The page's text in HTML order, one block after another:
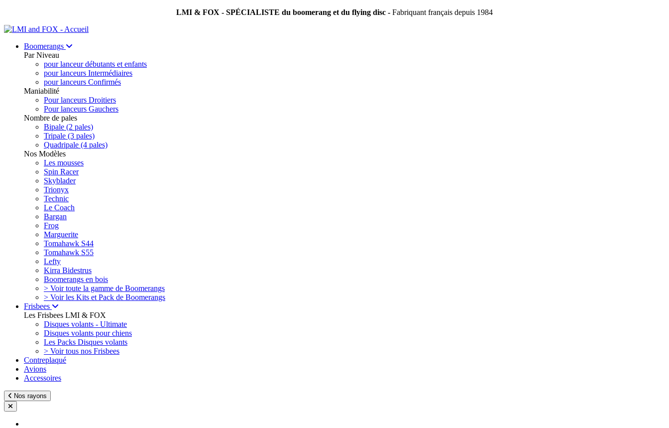
LMI & FOX - SPÉCIALISTE du boomerang et du flying disc - Fabriquant français depuis 1984
Boomerangs
Par Niveau
pour lanceur débutants et enfants
pour lanceurs Intermédiaires
pour lanceurs Confirmés
Maniabilité
Pour lanceurs Droitiers
Pour lanceurs Gauchers
Nombre de pales
Bipale (2 pales)
Tripale (3 pales)
Quadripale (4 pales)
Nos Modèles
Les mousses
Spin Racer
Skyblader
Trionyx
Technic
Le Coach
Bargan
Frog
Marguerite
Tomahawk S44
Tomahawk S55
Lefty
Kirra Bidestrus
Boomerangs en bois
> Voir toute la gamme de Boomerangs
> Voir les Kits et Pack de Boomerangs
Frisbees
Les Frisbees LMI & FOX
Disques volants - Ultimate
Disques volants pour chiens
Les Packs Disques volants
> Voir tous nos Frisbees
Contreplaqué
Avions
Accessoires
Nos rayons